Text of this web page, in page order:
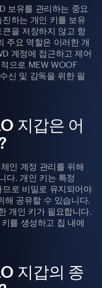
보유를 관리하는 중요
하는 개인 키를 보유
을 저장하지 않고 항
주요 역할은 이러한 개
계정에 접근하고 제어
으로 MEW WOOF
신 및 감독을 위한 필
지갑은 어
인 계정 관리를 위해
다. 개인 키는 특정
로 비밀로 유지되어야
해 공유할 수 있습니다.
개인 키가 필요합니다.
를 생성하고 칩 내에
지갑의 종